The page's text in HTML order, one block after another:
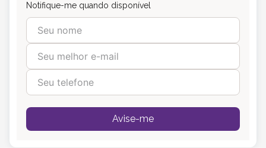
Notifique-me quando disponível
Avise-me